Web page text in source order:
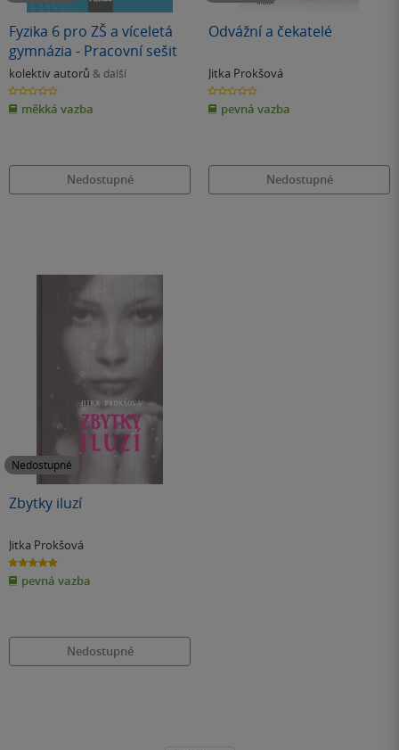
Fyzika 6 pro ZŠ a víceletá
gymnázia - Pracovní sešit
kolektiv autorů & další
0.0
z
5
hvězdiček
měkká vazba
Nedostupné
Odvážní a čekatelé
Jitka Prokšová
0.0
z
5
hvězdiček
pevná vazba
Nedostupné
Nedostupné
Zbytky iluzí
Jitka Prokšová
5.0
z
5
hvězdiček
pevná vazba
Nedostupné